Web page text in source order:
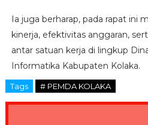
Ia juga berharap, pada rapat ini
kinerja, efektivitas anggaran,
antar satuan kerja di lingkup
Informatika Kabupaten Kolaka.
Tags # PEMDA KOLAKA